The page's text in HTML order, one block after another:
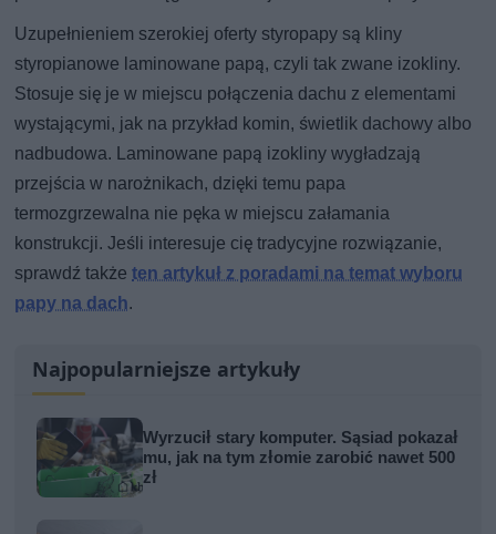
Uzupełnieniem szerokiej oferty styropapy są kliny
styropianowe laminowane papą, czyli tak zwane izokliny.
Stosuje się je w miejscu połączenia dachu z elementami
wystającymi, jak na przykład komin, świetlik dachowy albo
nadbudowa. Laminowane papą izokliny wygładzają
przejścia w narożnikach, dzięki temu papa
termozgrzewalna nie pęka w miejscu załamania
konstrukcji. Jeśli interesuje cię tradycyjne rozwiązanie,
sprawdź takżeten artykuł z poradami na temat wyboru
papy na dach.
Najpopularniejsze artykuły
Wyrzucił stary komputer. Sąsiad pokazał
mu, jak na tym złomie zarobić nawet 500
zł